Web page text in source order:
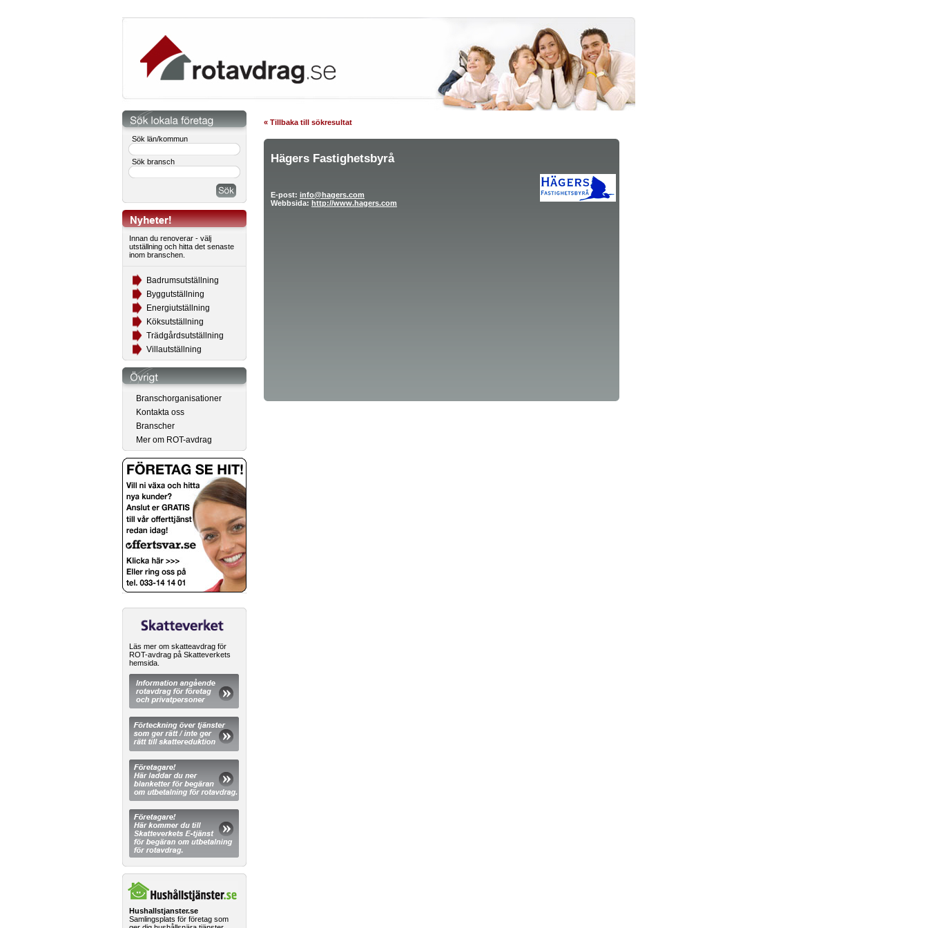
Sök län/kommun
Sök bransch
Innan du renoverar - välj
utställning och hitta det senaste
inom branschen.
Badrumsutställning
Byggutställning
Energiutställning
Köksutställning
Trädgårdsutställning
Villautställning
Branschorganisationer
Kontakta oss
Branscher
Mer om ROT-avdrag
Läs mer om skatteavdrag för
ROT-avdrag på Skatteverkets
hemsida.
Hushallstjanster.se
Samlingsplats för företag som
« Tillbaka till sökresultat
Hägers Fastighetsbyrå
E-post: info@hagers.com
Webbsida: http://www.hagers.com